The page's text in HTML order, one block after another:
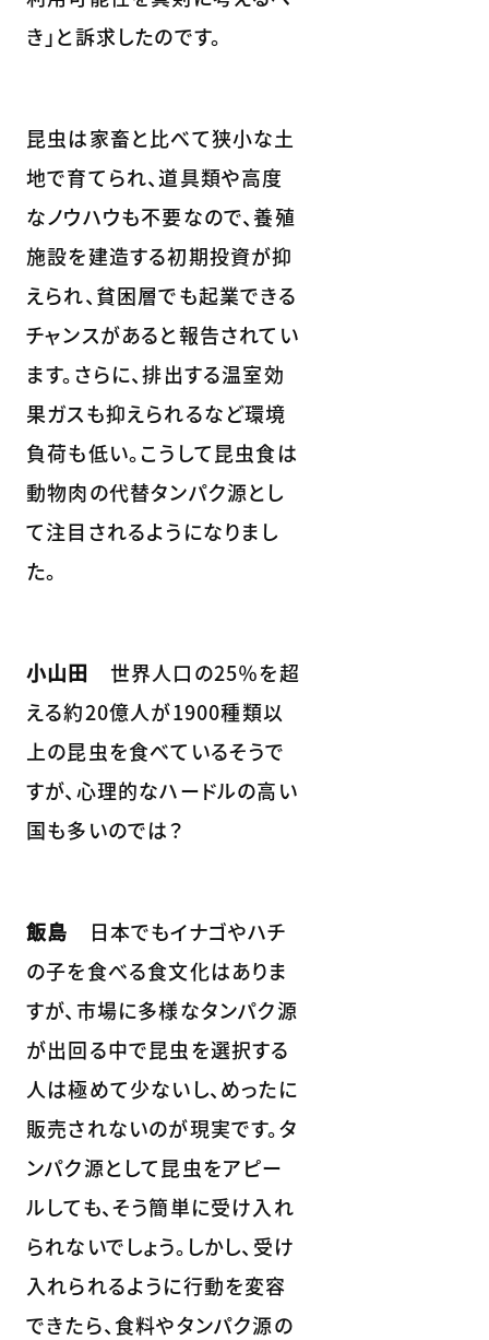
き」と訴求したのです。
昆虫は家畜と比べて狭小な土
地で育てられ、道具類や高度
なノウハウも不要なので、養殖
施設を建造する初期投資が抑
えられ、貧困層でも起業できる
チャンスがあると報告されてい
ます。さらに、排出する温室効
果ガスも抑えられるなど環境
負荷も低い。こうして昆虫食は
動物肉の代替タンパク源とし
て注目されるようになりまし
た。
小山田
世界人口の25％を超
える約20億人が1900種類以
上の昆虫を食べているそうで
すが、心理的なハードルの高い
国も多いのでは？
飯島 日本でもイナゴやハチ
の子を食べる食文化はありま
すが、市場に多様なタンパク源
が出回る中で昆虫を選択する
人は極めて少ないし、めったに
販売されないのが現実です。タ
ンパク源として昆虫をアピー
ルしても、そう簡単に受け入れ
られないでしょう。しかし、受け
入れられるように行動を変容
できたら、食料やタンパク源の